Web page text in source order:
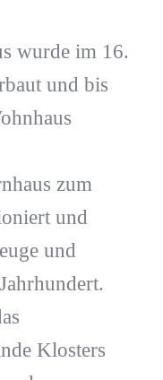
wurde im 16.
und bis
zum
und
und
Klosters